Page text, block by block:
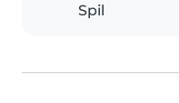
Spil